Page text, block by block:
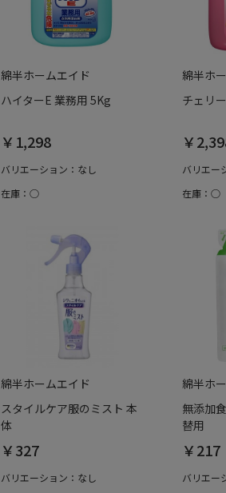
綿半ホームエイド
ハイターE 業務用 5Kg
￥1,298
バリエーション：なし
在庫：○
綿半ホ
チェリ
￥
バリエー
在庫：○
綿半ホームエイド
スタイルケア服のミスト 本
体
￥327
バリエーション：なし
綿半ホ
無添加
替用
￥217
バリエー